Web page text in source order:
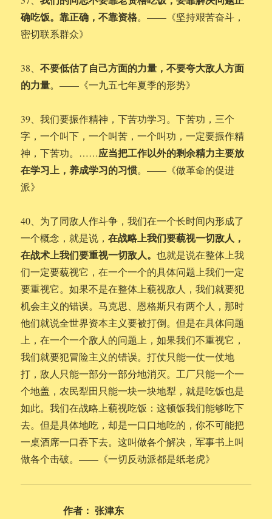
确吃饭。靠正确，不靠资格。——《坚持艰苦奋斗，
密切联系群众》
38、不要低估了自己方面的力量，不要夸大敌人方面
的力量。——《一九五七年夏季的形势》
39、我们要振作精神，下苦功学习。下苦功，三个
字，一个叫下，一个叫苦，一个叫功，一定要振作精
神，下苦功。……应当把工作以外的剩余精力主要放
在学习上，养成学习的习惯。——《做革命的促进
派》
40、为了同敌人作斗争，我们在一个长时间内形成了
一个概念，就是说，在战略上我们要藐视一切敌人，
在战术上我们要重视一切敌人。也就是说在整体上我
们一定要藐视它，在一个一个的具体问题上我们一定
要重视它。如果不是在整体上藐视敌人，我们就要犯
机会主义的错误。马克思、恩格斯只有两个人，那时
他们就说全世界资本主义要被打倒。但是在具体问题
上，在一个一个敌人的问题上，如果我们不重视它，
我们就要犯冒险主义的错误。打仗只能一仗一仗地
打，敌人只能一部分一部分地消灭。工厂只能一个一
个地盖，农民犁田只能一块一块地犁，就是吃饭也是
如此。我们在战略上藐视吃饭：这顿饭我们能够吃下
去。但是具体地吃，却是一口口地吃的，你不可能把
一桌酒席一口吞下去。这叫做各个解决，军事书上叫
做各个击破。——《一切反动派都是纸老虎》
作者： 张津东